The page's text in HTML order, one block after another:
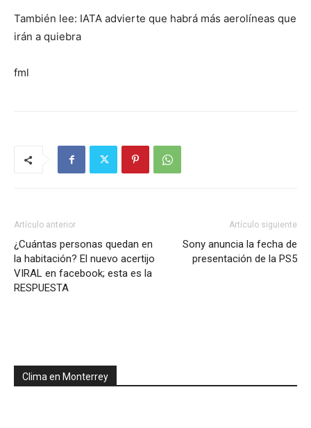
También lee: IATA advierte que habrá más aerolíneas que
irán a quiebra
fml
Artículo anterior
¿Cuántas personas quedan en
la habitación? El nuevo acertijo
VIRAL en facebook; esta es la
RESPUESTA
Artículo siguiente
Sony anuncia la fecha de
presentación de la PS5
Clima en Monterrey